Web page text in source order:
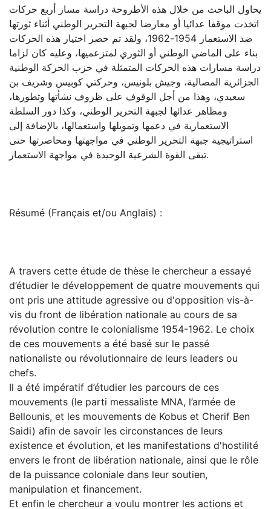
يحاول الباحث من خلال هذه الأطروحة دراسة مسار أربع حركات
اتخذت موقفا عدائيا أو معارضا لجبهة التحرير الوطني أثناء ثورتها
ضد الاستعمار 1954-1962، ولقد تم حصر اختيار هذه الحركات
بناء على الماضي الوطني أو الثوري لمتزعميها، وعليه كان لزاما
دراسة مسارات هذه الحركات المتمثلة في حزب الحركة الوطنية
الجزائرية المصالية، وجيش بلونيس، وحركتي كوبيس وشريف بن
سعيدي، وهذا من أجل الوقوف على ظروف نشأتها وتطورها،
ومظاهر عدائها لجبهة التحرير الوطني، وكذا دور السلطة
الاستعمارية في دعمها وتمويلها واستعمالها، بالإضافة إلى
استراتيجية جبهة التحرير الوطني في مواجهتها ومحاصرتها حتى
تبقى القوة الشرعية الوحيدة في مواجهة الاستعمار.
Résumé (Français et/ou Anglais) :
A travers cette étude de thèse le chercheur a essayé
d’étudier le développement de quatre mouvements qui
ont pris une attitude agressive ou d'opposition vis-à-
vis du front de libération nationale au cours de sa
révolution contre le colonialisme 1954-1962. Le choix
de ces mouvements a été basé sur le passé
nationaliste ou révolutionnaire de leurs leaders ou
chefs.
Il a été impératif d’étudier les parcours de ces
mouvements (le parti messaliste MNA, l’armée de
Bellounis, et les mouvements de Kobus et Cherif Ben
Saidi) afin de savoir les circonstances de leurs
existence et évolution, et les manifestations d'hostilité
envers le front de libération nationale, ainsi que le rôle
de la puissance coloniale dans leur soutien,
manipulation et financement.
Et enfin le chercheur a voulu montrer les actions et